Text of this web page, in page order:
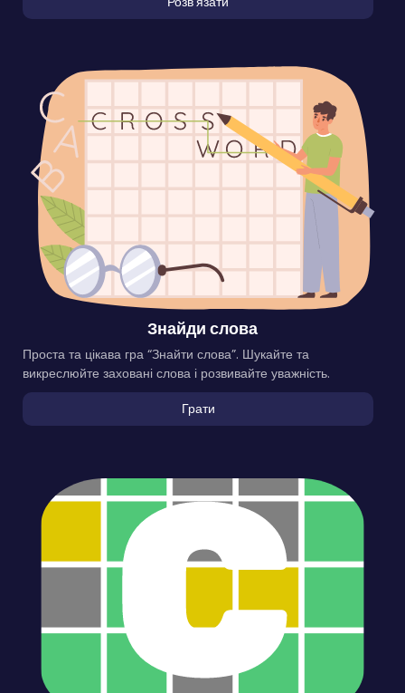
Знайди слова
Проста та цікава гра “Знайти слова”. Шукайте та
викреслюйте заховані слова і розвивайте уважність.
Грати